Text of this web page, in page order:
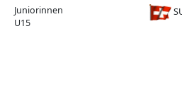
Juniorinnen
U15